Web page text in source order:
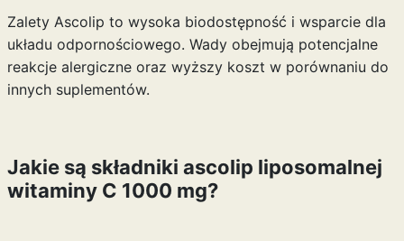
Zalety Ascolip to wysoka biodostępność i wsparcie dla
układu odpornościowego. Wady obejmują potencjalne
reakcje alergiczne oraz wyższy koszt w porównaniu do
innych suplementów.
Jakie są składniki ascolip liposomalnej
witaminy C 1000 mg?